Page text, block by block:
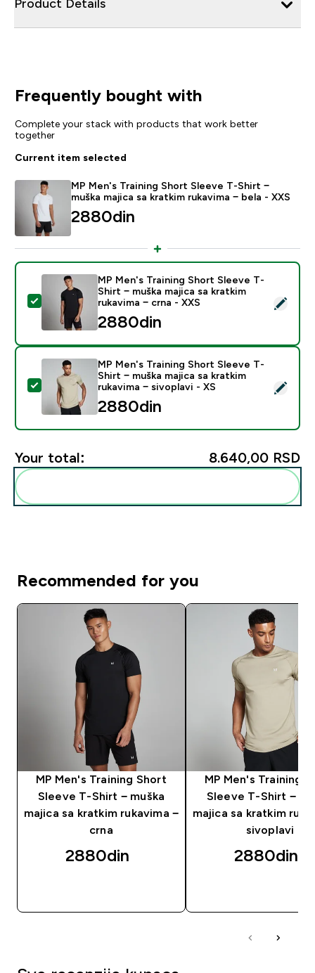
Product Details
Frequently bought with
Complete your stack with products that work better
together
Current item selected
MP Men's Training Short Sleeve T-Shirt −
muška majica sa kratkim rukavima − bela - XXS
2880din‎
Select this product - MP Men's Training Short Sleeve
MP Men's Training Short Sleeve T-
Shirt − muška majica sa kratkim
rukavima − crna - XXS
2880din‎
Select this product - MP Men's Training Short Sleeve
MP Men's Training Short Sleeve T-
Shirt − muška majica sa kratkim
rukavima − sivoplavi - XS
2880din‎
Your total: 8.640,00 RSD‎
Recommended for you
MP Men's Training Short
Sleeve T-Shirt − muška
majica sa kratkim rukavima −
crna
2880din‎
MP Men's Training
Sleeve T-Shirt −
majica sa kratkim
sivoplavi
2880din‎